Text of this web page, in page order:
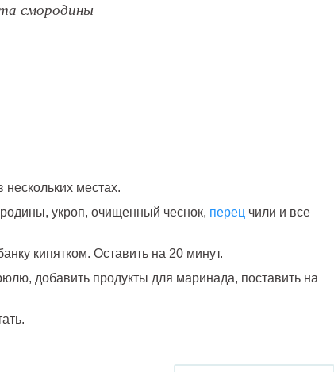
смородины
местах.
укроп, очищенный чеснок, перец чили и все
кипятком. Оставить на 20 минут.
добавить продукты для маринада, поставить на